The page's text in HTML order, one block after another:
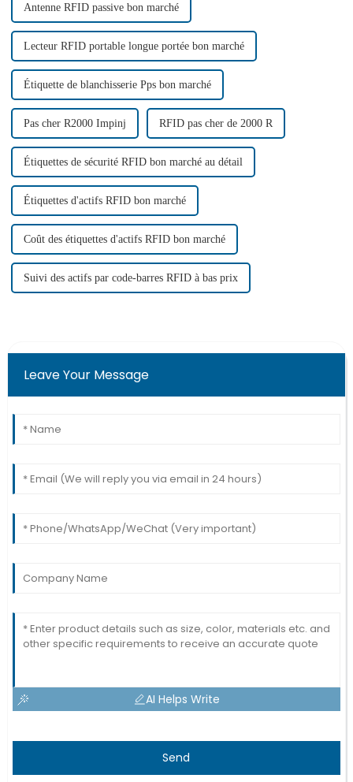
Antenne RFID passive bon marché
Lecteur RFID portable longue portée bon marché
Étiquette de blanchisserie Pps bon marché
Pas cher R2000 Impinj RFID pas cher de 2000 R
Étiquettes de sécurité RFID bon marché au détail
Étiquettes d'actifs RFID bon marché
Coût des étiquettes d'actifs RFID bon marché
Suivi des actifs par code-barres RFID à bas prix
Leave Your Message
AI Helps Write
Send